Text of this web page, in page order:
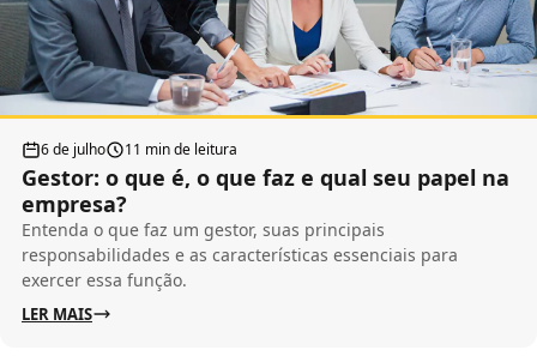
6 de julho 11 min de leitura
Gestor: o que é, o que faz e qual seu papel na
empresa?
Entenda o que faz um gestor, suas principais
responsabilidades e as características essenciais para
exercer essa função.
LER MAIS